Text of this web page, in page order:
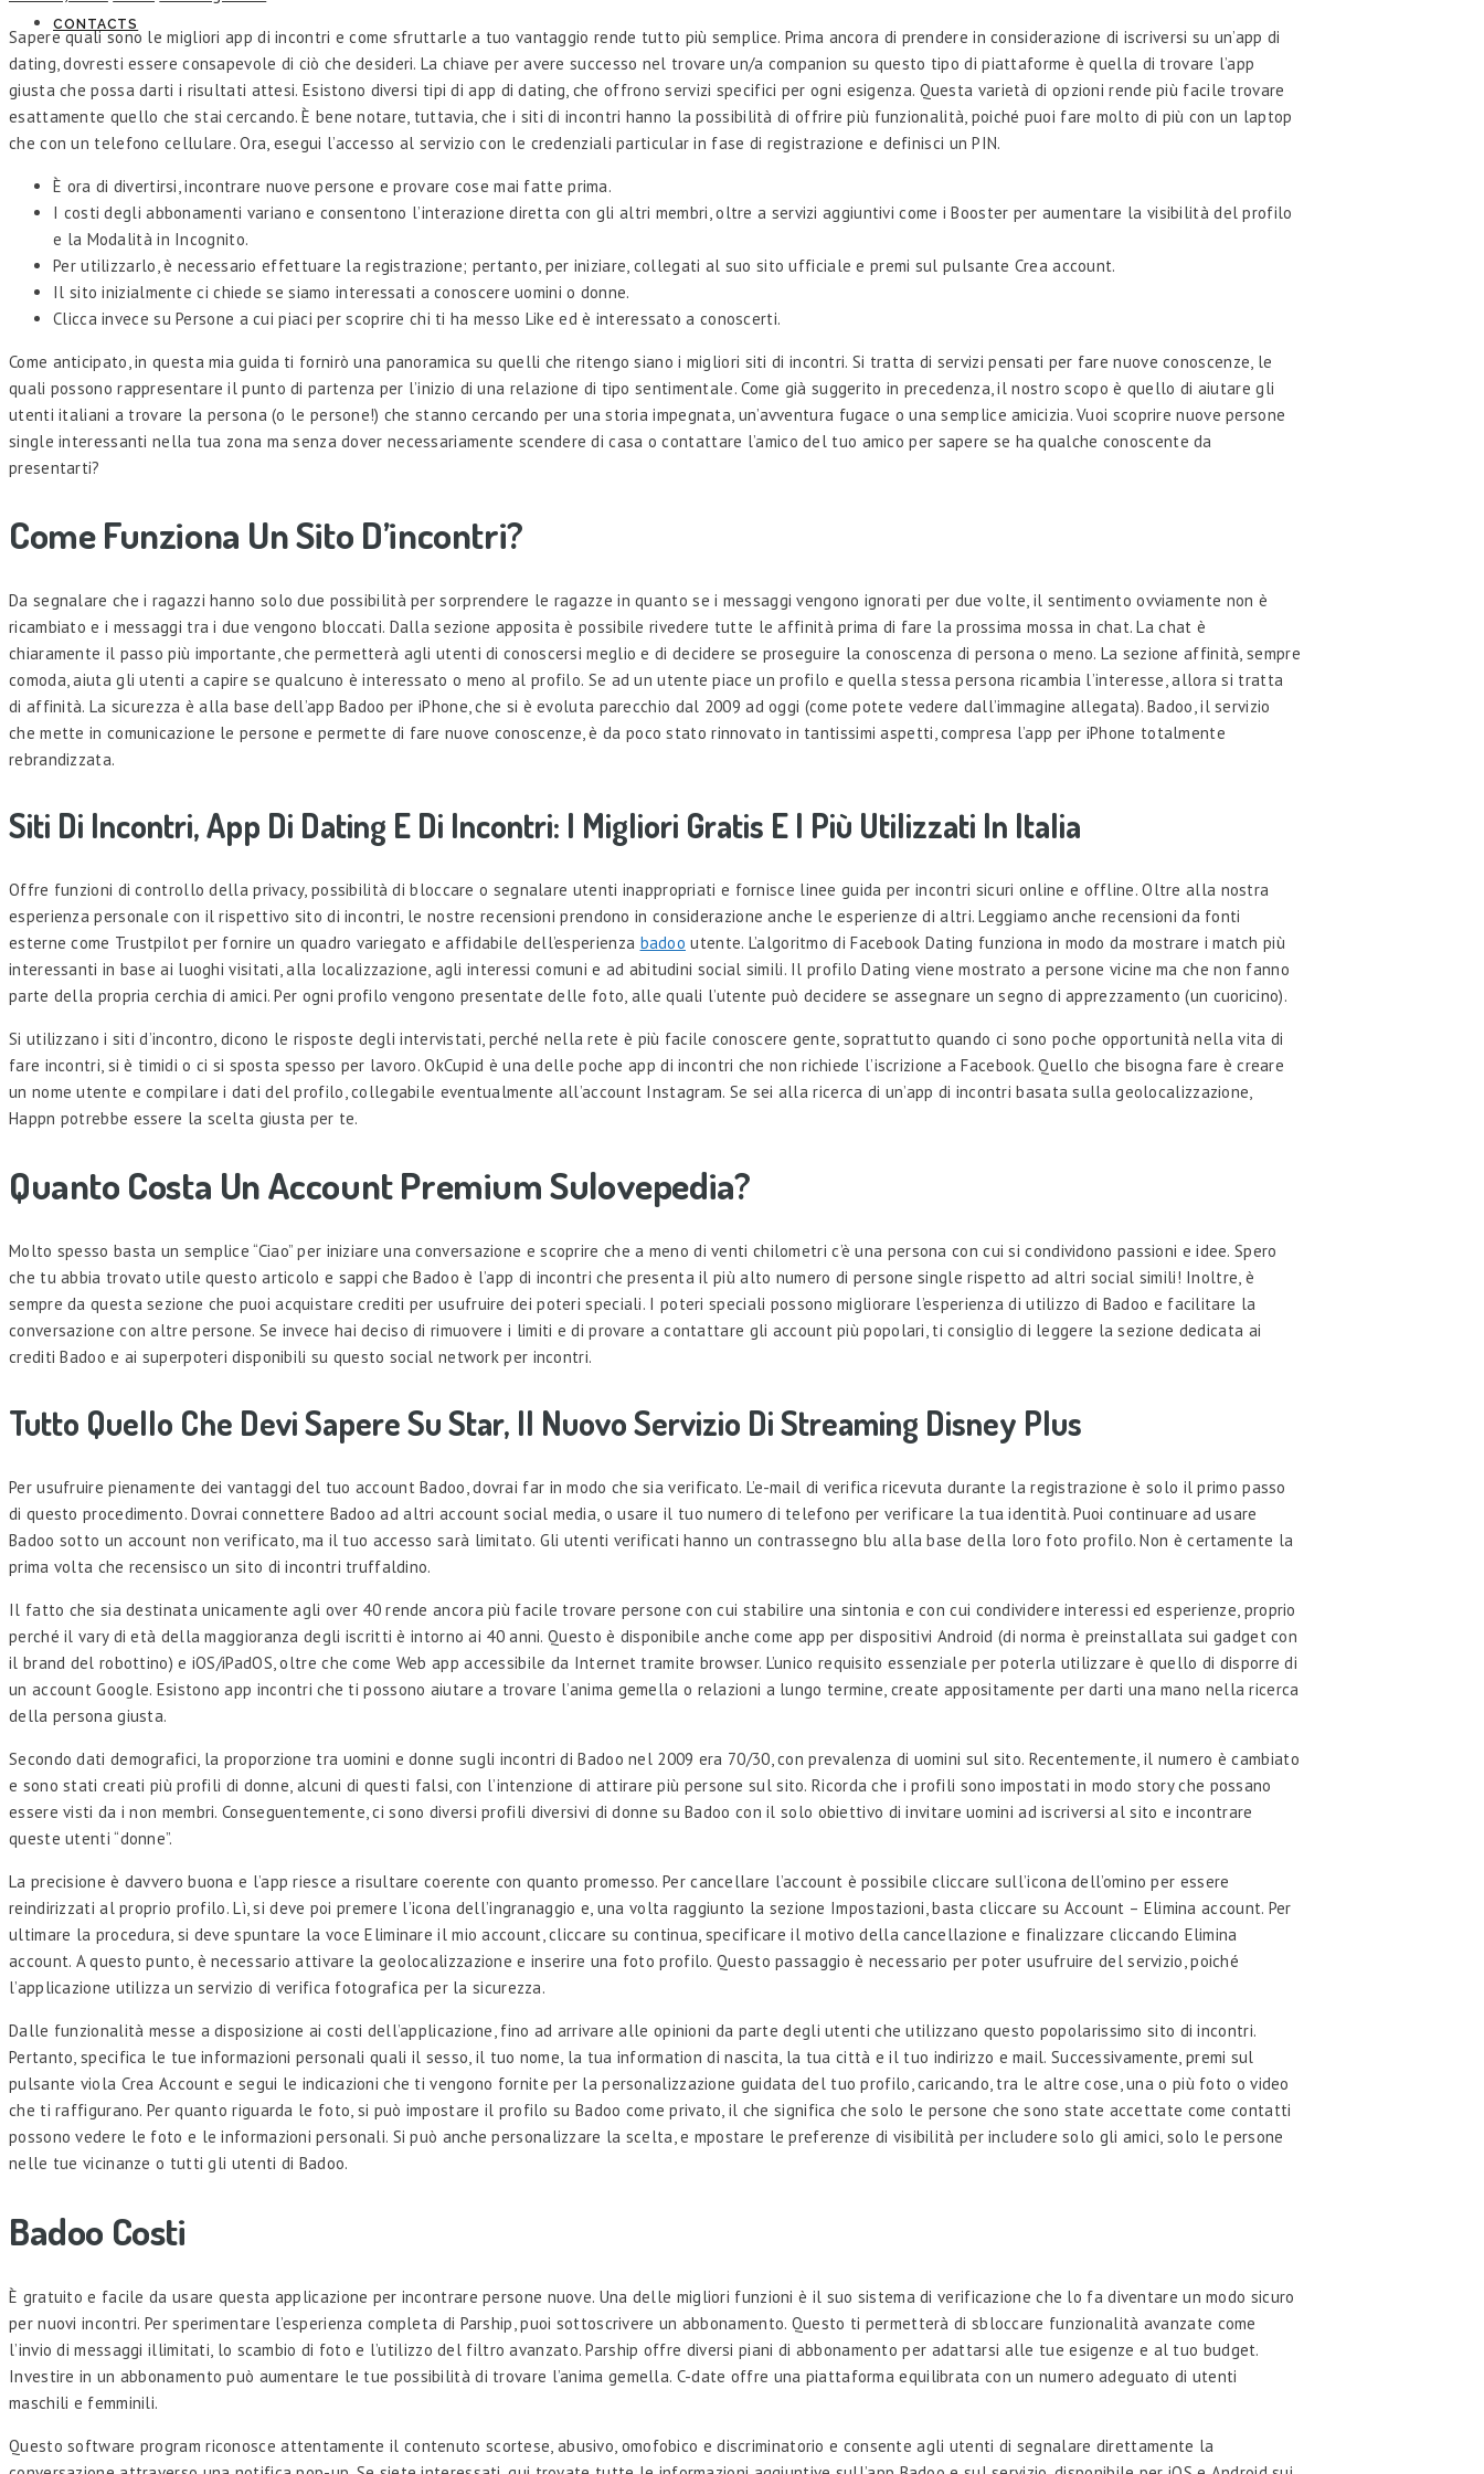
CONTACTS
Sapere quali sono le migliori app di incontri e come sfruttarle a tuo vantaggio rende tutto più semplice. Prima ancora di prendere in considerazione di iscriversi su un’app di
dating, dovresti essere consapevole di ciò che desideri. La chiave per avere successo nel trovare un/a companion su questo tipo di piattaforme è quella di trovare l’app
giusta che possa darti i risultati attesi. Esistono diversi tipi di app di dating, che offrono servizi specifici per ogni esigenza. Questa varietà di opzioni rende più facile trovare
esattamente quello che stai cercando. È bene notare, tuttavia, che i siti di incontri hanno la possibilità di offrire più funzionalità, poiché puoi fare molto di più con un laptop
che con un telefono cellulare. Ora, esegui l’accesso al servizio con le credenziali particular in fase di registrazione e definisci un PIN.
È ora di divertirsi, incontrare nuove persone e provare cose mai fatte prima.
I costi degli abbonamenti variano e consentono l’interazione diretta con gli altri membri, oltre a servizi aggiuntivi come i Booster per aumentare la visibilità del profilo
e la Modalità in Incognito.
Per utilizzarlo, è necessario effettuare la registrazione; pertanto, per iniziare, collegati al suo sito ufficiale e premi sul pulsante Crea account.
Il sito inizialmente ci chiede se siamo interessati a conoscere uomini o donne.
Clicca invece su Persone a cui piaci per scoprire chi ti ha messo Like ed è interessato a conoscerti.
Come anticipato, in questa mia guida ti fornirò una panoramica su quelli che ritengo siano i migliori siti di incontri. Si tratta di servizi pensati per fare nuove conoscenze, le
quali possono rappresentare il punto di partenza per l’inizio di una relazione di tipo sentimentale. Come già suggerito in precedenza, il nostro scopo è quello di aiutare gli
utenti italiani a trovare la persona (o le persone!) che stanno cercando per una storia impegnata, un’avventura fugace o una semplice amicizia. Vuoi scoprire nuove persone
single interessanti nella tua zona ma senza dover necessariamente scendere di casa o contattare l’amico del tuo amico per sapere se ha qualche conoscente da
presentarti?
Come Funziona Un Sito D’incontri?
Da segnalare che i ragazzi hanno solo due possibilità per sorprendere le ragazze in quanto se i messaggi vengono ignorati per due volte, il sentimento ovviamente non è
ricambiato e i messaggi tra i due vengono bloccati. Dalla sezione apposita è possibile rivedere tutte le affinità prima di fare la prossima mossa in chat. La chat è
chiaramente il passo più importante, che permetterà agli utenti di conoscersi meglio e di decidere se proseguire la conoscenza di persona o meno. La sezione affinità, sempre
comoda, aiuta gli utenti a capire se qualcuno è interessato o meno al profilo. Se ad un utente piace un profilo e quella stessa persona ricambia l’interesse, allora si tratta
di affinità. La sicurezza è alla base dell’app Badoo per iPhone, che si è evoluta parecchio dal 2009 ad oggi (come potete vedere dall’immagine allegata). Badoo, il servizio
che mette in comunicazione le persone e permette di fare nuove conoscenze, è da poco stato rinnovato in tantissimi aspetti, compresa l’app per iPhone totalmente
rebrandizzata.
Siti Di Incontri, App Di Dating E Di Incontri: I Migliori Gratis E I Più Utilizzati In Italia
Offre funzioni di controllo della privacy, possibilità di bloccare o segnalare utenti inappropriati e fornisce linee guida per incontri sicuri online e offline. Oltre alla nostra
esperienza personale con il rispettivo sito di incontri, le nostre recensioni prendono in considerazione anche le esperienze di altri. Leggiamo anche recensioni da fonti
esterne come Trustpilot per fornire un quadro variegato e affidabile dell’esperienza badoo utente. L’algoritmo di Facebook Dating funziona in modo da mostrare i match più
interessanti in base ai luoghi visitati, alla localizzazione, agli interessi comuni e ad abitudini social simili. Il profilo Dating viene mostrato a persone vicine ma che non fanno
parte della propria cerchia di amici. Per ogni profilo vengono presentate delle foto, alle quali l’utente può decidere se assegnare un segno di apprezzamento (un cuoricino).
Si utilizzano i siti d’incontro, dicono le risposte degli intervistati, perché nella rete è più facile conoscere gente, soprattutto quando ci sono poche opportunità nella vita di
fare incontri, si è timidi o ci si sposta spesso per lavoro. OkCupid è una delle poche app di incontri che non richiede l’iscrizione a Facebook. Quello che bisogna fare è creare
un nome utente e compilare i dati del profilo, collegabile eventualmente all’account Instagram. Se sei alla ricerca di un’app di incontri basata sulla geolocalizzazione,
Happn potrebbe essere la scelta giusta per te.
Quanto Costa Un Account Premium Sulovepedia?
Molto spesso basta un semplice “Ciao” per iniziare una conversazione e scoprire che a meno di venti chilometri c’è una persona con cui si condividono passioni e idee. Spero
che tu abbia trovato utile questo articolo e sappi che Badoo è l’app di incontri che presenta il più alto numero di persone single rispetto ad altri social simili! Inoltre, è
sempre da questa sezione che puoi acquistare crediti per usufruire dei poteri speciali. I poteri speciali possono migliorare l’esperienza di utilizzo di Badoo e facilitare la
conversazione con altre persone. Se invece hai deciso di rimuovere i limiti e di provare a contattare gli account più popolari, ti consiglio di leggere la sezione dedicata ai
crediti Badoo e ai superpoteri disponibili su questo social network per incontri.
Tutto Quello Che Devi Sapere Su Star, Il Nuovo Servizio Di Streaming Disney Plus
Per usufruire pienamente dei vantaggi del tuo account Badoo, dovrai far in modo che sia verificato. L’e-mail di verifica ricevuta durante la registrazione è solo il primo passo
di questo procedimento. Dovrai connettere Badoo ad altri account social media, o usare il tuo numero di telefono per verificare la tua identità. Puoi continuare ad usare
Badoo sotto un account non verificato, ma il tuo accesso sarà limitato. Gli utenti verificati hanno un contrassegno blu alla base della loro foto profilo. Non è certamente la
prima volta che recensisco un sito di incontri truffaldino.
Il fatto che sia destinata unicamente agli over 40 rende ancora più facile trovare persone con cui stabilire una sintonia e con cui condividere interessi ed esperienze, proprio
perché il vary di età della maggioranza degli iscritti è intorno ai 40 anni. Questo è disponibile anche come app per dispositivi Android (di norma è preinstallata sui gadget con
il brand del robottino) e iOS/iPadOS, oltre che come Web app accessibile da Internet tramite browser. L’unico requisito essenziale per poterla utilizzare è quello di disporre di
un account Google. Esistono app incontri che ti possono aiutare a trovare l’anima gemella o relazioni a lungo termine, create appositamente per darti una mano nella ricerca
della persona giusta.
Secondo dati demografici, la proporzione tra uomini e donne sugli incontri di Badoo nel 2009 era 70/30, con prevalenza di uomini sul sito. Recentemente, il numero è cambiato
e sono stati creati più profili di donne, alcuni di questi falsi, con l’intenzione di attirare più persone sul sito. Ricorda che i profili sono impostati in modo story che possano
essere visti da i non membri. Conseguentemente, ci sono diversi profili diversivi di donne su Badoo con il solo obiettivo di invitare uomini ad iscriversi al sito e incontrare
queste utenti “donne”.
La precisione è davvero buona e l’app riesce a risultare coerente con quanto promesso. Per cancellare l’account è possibile cliccare sull’icona dell’omino per essere
reindirizzati al proprio profilo. Lì, si deve poi premere l’icona dell’ingranaggio e, una volta raggiunto la sezione Impostazioni, basta cliccare su Account – Elimina account. Per
ultimare la procedura, si deve spuntare la voce Eliminare il mio account, cliccare su continua, specificare il motivo della cancellazione e finalizzare cliccando Elimina
account. A questo punto, è necessario attivare la geolocalizzazione e inserire una foto profilo. Questo passaggio è necessario per poter usufruire del servizio, poiché
l’applicazione utilizza un servizio di verifica fotografica per la sicurezza.
Dalle funzionalità messe a disposizione ai costi dell’applicazione, fino ad arrivare alle opinioni da parte degli utenti che utilizzano questo popolarissimo sito di incontri.
Pertanto, specifica le tue informazioni personali quali il sesso, il tuo nome, la tua information di nascita, la tua città e il tuo indirizzo e mail. Successivamente, premi sul
pulsante viola Crea Account e segui le indicazioni che ti vengono fornite per la personalizzazione guidata del tuo profilo, caricando, tra le altre cose, una o più foto o video
che ti raffigurano. Per quanto riguarda le foto, si può impostare il profilo su Badoo come privato, il che significa che solo le persone che sono state accettate come contatti
possono vedere le foto e le informazioni personali. Si può anche personalizzare la scelta, e mpostare le preferenze di visibilità per includere solo gli amici, solo le persone
nelle tue vicinanze o tutti gli utenti di Badoo.
Badoo Costi
È gratuito e facile da usare questa applicazione per incontrare persone nuove. Una delle migliori funzioni è il suo sistema di verificazione che lo fa diventare un modo sicuro
per nuovi incontri. Per sperimentare l’esperienza completa di Parship, puoi sottoscrivere un abbonamento. Questo ti permetterà di sbloccare funzionalità avanzate come
l’invio di messaggi illimitati, lo scambio di foto e l’utilizzo del filtro avanzato. Parship offre diversi piani di abbonamento per adattarsi alle tue esigenze e al tuo budget.
Investire in un abbonamento può aumentare le tue possibilità di trovare l’anima gemella. C-date offre una piattaforma equilibrata con un numero adeguato di utenti
maschili e femminili.
Questo software program riconosce attentamente il contenuto scortese, abusivo, omofobico e discriminatorio e consente agli utenti di segnalare direttamente la